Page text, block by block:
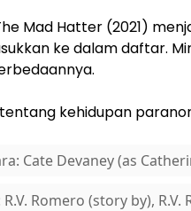
Mad Hatter (2021)
ke dalam daftar.
kehidupan
Cate Devaney (as
Romero (story by),